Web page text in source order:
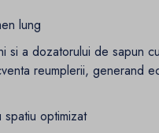
lung
si a dozatorului de sapun
reumplerii, generand
optimizat